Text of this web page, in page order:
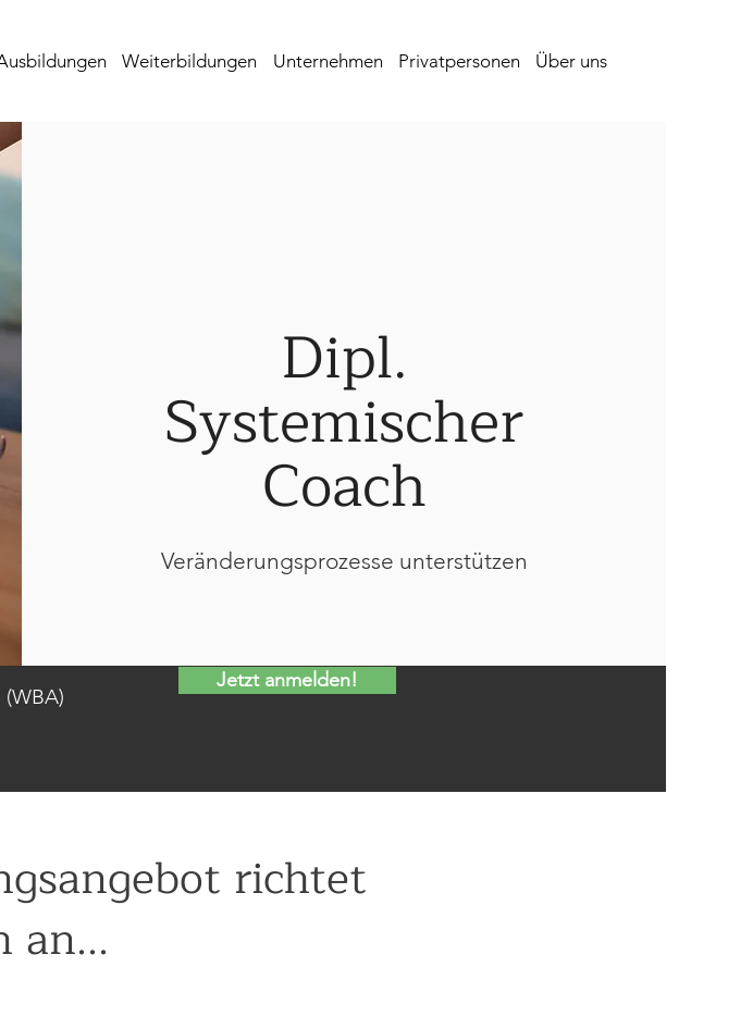
Weiterbildungen Unternehmen Privatpersonen Über uns
Dipl.
Systemischer
Coach
Veränderungsprozesse unterstützen
Jetzt anmelden!
richtet
an...